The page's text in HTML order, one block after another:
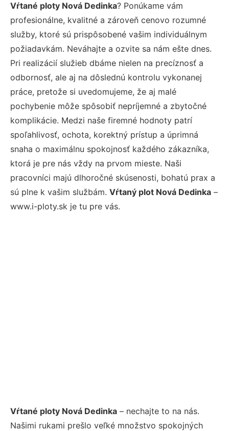
Vŕtané ploty Nová Dedinka? Ponúkame vám
profesionálne, kvalitné a zároveň cenovo rozumné
služby, ktoré sú prispôsobené vašim individuálnym
požiadavkám. Neváhajte a ozvite sa nám ešte dnes.
Pri realizácií služieb dbáme nielen na precíznosť a
odbornosť, ale aj na dôslednú kontrolu vykonanej
práce, pretože si uvedomujeme, že aj malé
pochybenie môže spôsobiť nepríjemné a zbytočné
komplikácie. Medzi naše firemné hodnoty patrí
spoľahlivosť, ochota, korektný prístup a úprimná
snaha o maximálnu spokojnosť každého zákazníka,
ktorá je pre nás vždy na prvom mieste. Naši
pracovníci majú dlhoročné skúsenosti, bohatú prax a
sú plne k vašim službám. Vŕtaný plot Nová Dedinka –
www.i-ploty.sk je tu pre vás.
Vŕtané ploty Nová Dedinka – nechajte to na nás.
Našimi rukami prešlo veľké množstvo spokojných